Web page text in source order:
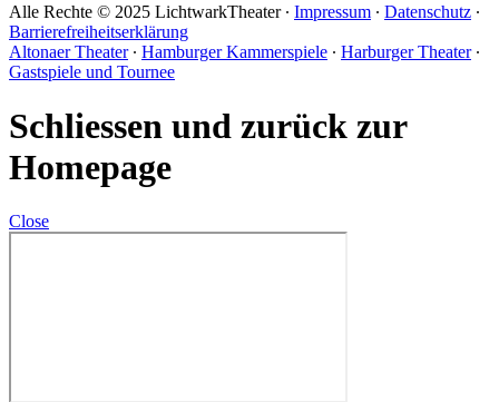
Alle Rechte © 2025 LichtwarkTheater ∙ Impressum ∙ Datenschutz ∙
Barrierefreiheitserklärung
Altonaer Theater∙ Hamburger Kammerspiele ∙ Harburger Theater∙
Gastspiele und Tournee
Schliessen und zurück zur
Homepage
Close